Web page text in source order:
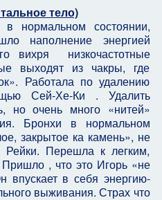
тело)
нормальном состоянии,
наполнение энергией
вихря низкочастотные
выходят из чакры, где
Работала по удалению
Сей-Хе-Ки . Удалить
но очень много «нитей»
Бронхи в нормальном
закрытое ка камень», не
Рейки. Перешла к легким,
Пришло , что это Игорь «не
впускает в себя энергию-
выживания. Страх что